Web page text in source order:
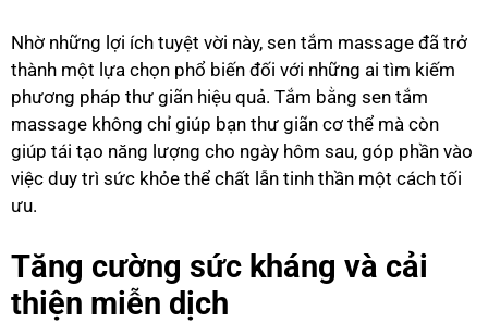
Nhờ những lợi ích tuyệt vời này, sen tắm massage đã trở
thành một lựa chọn phổ biến đối với những ai tìm kiếm
phương pháp thư giãn hiệu quả. Tắm bằng sen tắm
massage không chỉ giúp bạn thư giãn cơ thể mà còn
giúp tái tạo năng lượng cho ngày hôm sau, góp phần vào
việc duy trì sức khỏe thể chất lẫn tinh thần một cách tối
ưu.
Tăng cường sức kháng và cải
thiện miễn dịch